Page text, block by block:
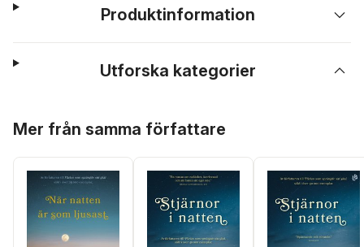
Produktinformation
Utforska kategorier
Mer från samma författare